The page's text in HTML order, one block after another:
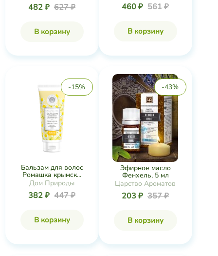
482 ₽ 627 ₽
В корзину
460 ₽ 561 ₽
В корзину
-15%
Бальзам для волос
Ромашка крымск...
Дом Природы
382 ₽ 447 ₽
В корзину
-43%
Эфирное масло
Фенхель, 5 мл
Царство Ароматов
203 ₽ 357 ₽
В корзину